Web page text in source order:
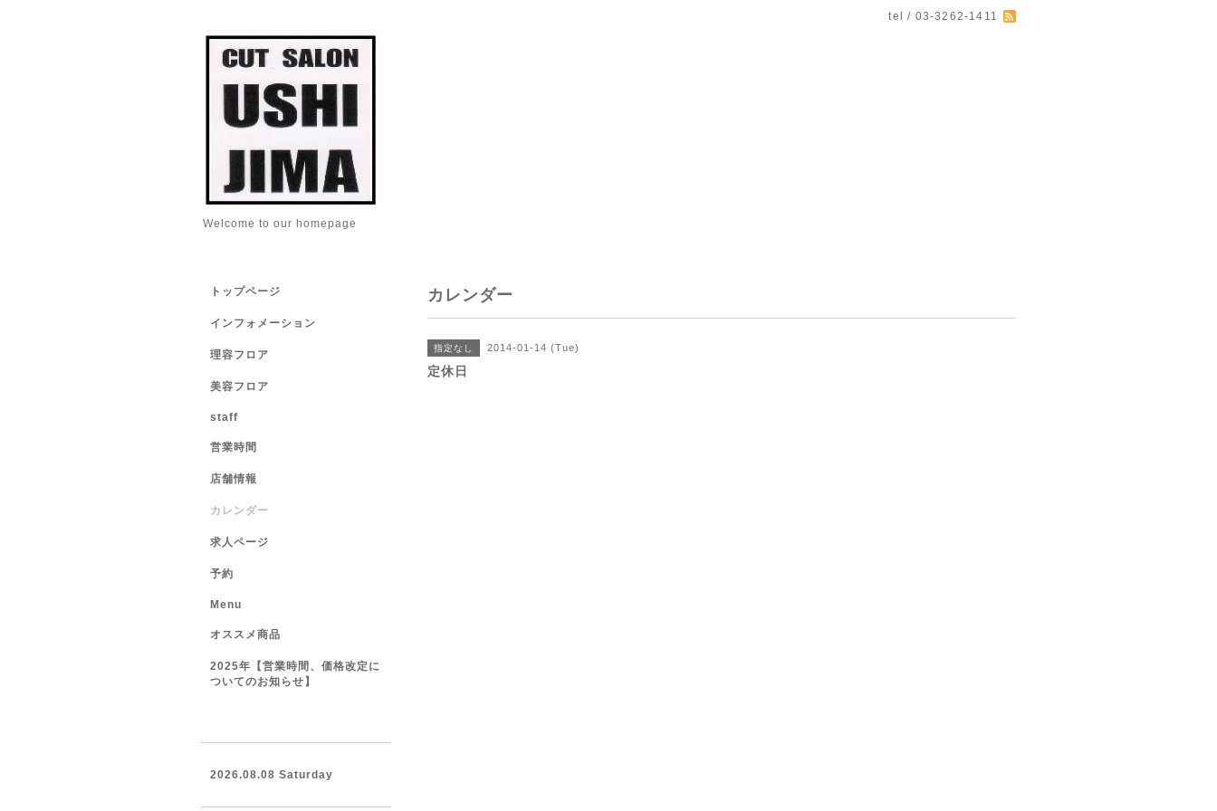
tel / 03-3262-1411
Welcome to our homepage
カレンダー
指定なし 2014-01-14 (Tue)
定休日
トップページ
インフォメーション
理容フロア
美容フロア
staff
営業時間
店舗情報
カレンダー
求人ページ
予約
Menu
オススメ商品
2025年【営業時間、価格改定に
ついてのお知らせ】
2026.08.08 Saturday